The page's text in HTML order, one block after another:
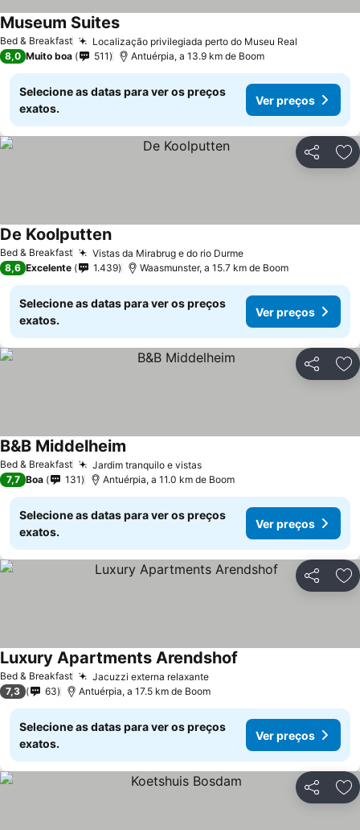
Bed & Breakfast Localização privilegiada perto do Museu Real
Museum SuitesVer preços
8,0 Muito boa 511 Antuérpia, a 13.9 km de Boom
Selecione as datas para ver os preços
exatos.
Ver preços
Partilhar
Bed & Breakfast Vistas da Mirabrug e do rio DurmeVer preços
De KoolputtenVer preços
8,6 Excelente 1.439 Waasmunster, a 15.7 km de Boom
Selecione as datas para ver os preços
exatos.
Ver preços
Partilhar
Bed & Breakfast Jardim tranquilo e vistasVer preços
B&B Middelheim
7,7 Boa 131 Antuérpia, a 11.0 km de Boom
Selecione as datas para ver os preços
exatos.
Ver preços
Partilhar
Bed & Breakfast Jacuzzi externa relaxanteVer preços
Luxury Apartments Arendshof
7,3 63 Antuérpia, a 17.5 km de Boom
Selecione as datas para ver os preços
exatos.
Ver preços
Partilhar